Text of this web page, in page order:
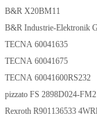
B&R X20BM11
B&R Industrie-
TECNA 60041635
TECNA 60041675
TECNA
pizzato FS
Rexroth R901136533